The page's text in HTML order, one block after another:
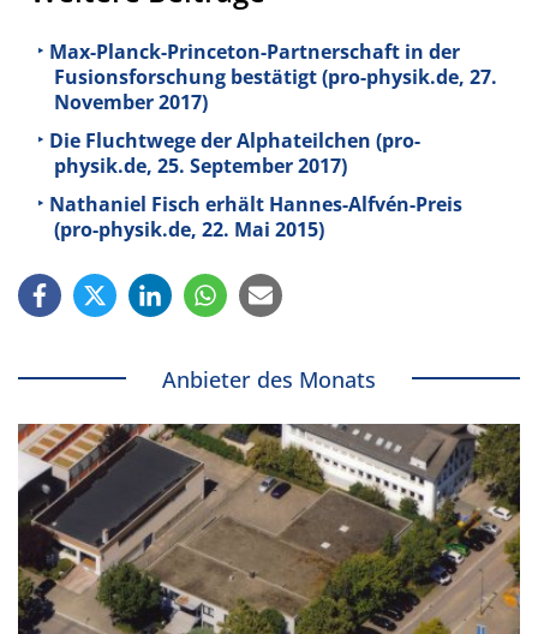
Max-Planck-Princeton-Partnerschaft in der
Fusionsforschung bestätigt (pro-physik.de, 27.
November 2017)
Die Fluchtwege der Alphateilchen (pro-
physik.de, 25. September 2017)
Nathaniel Fisch erhält Hannes-Alfvén-Preis
(pro-physik.de, 22. Mai 2015)
Anbieter des Monats